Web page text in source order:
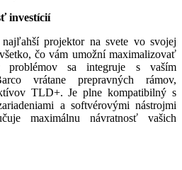
investícií
projektor na svete vo svojej
čo vám umožní maximalizovať
problémov sa integruje s vaším
vrátane prepravných rámov,
TLD+. Je plne kompatibilný s
a softvérovými nástrojmi
maximálnu návratnosť vašich